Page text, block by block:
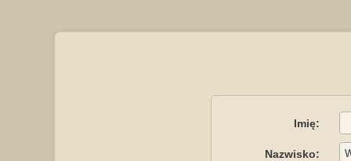
Imię:
Nazwisko: